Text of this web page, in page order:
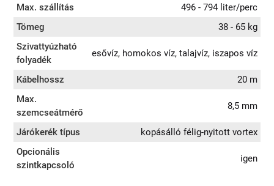
Max. szállítás
496 - 794 liter/perc
Tömeg
38 - 65 kg
Szivattyúzható
folyadék
esővíz, homokos víz, talajvíz, iszapos víz
Kábelhossz
20 m
Max.
szemcseátmérő
8,5 mm
Járókerék típus
kopásálló félig-nyitott vortex
Opcionális
szintkapcsoló
igen